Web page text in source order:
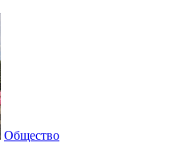
Общество